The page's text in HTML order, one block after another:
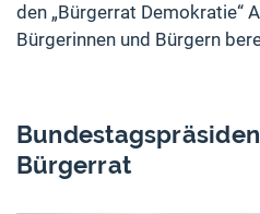
den „Bürgerrat Demokratie“
Bürgerinnen und Bürgern
Bürgerrat